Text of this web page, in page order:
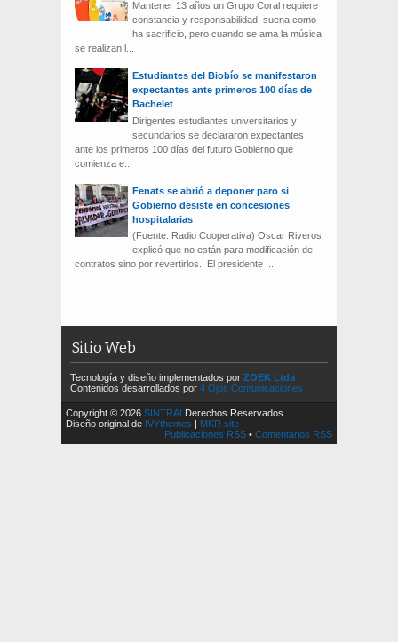
Mantener 13 años un Grupo Coral requiere
constancia y responsabilidad, suena como
ha sacrificio, pero cuando se ama la música
se realizan l...
Estudiantes del Biobío se manifestaron
expectantes ante primeros 100 días de
Bachelet
Dirigentes estudiantes universitarios y
secundarios se declararon expectantes
ante los primeros 100 días del futuro Gobierno que
comienza e...
Fenats se abrió a deponer paro si
Gobierno desiste en concesiones
hospitalarias
(Fuente: Radio Cooperativa) Oscar Riveros
explicó que no están para modificación de
contratos sino por revertirlos. El presidente ...
Sitio Web
Tecnología y diseño implementados por ZOEK Ltda
Contenidos desarrollados por 4 Ojos Comunicaciones
Copyright © 2026 SINTRAI Derechos Reservados .
Diseño original de IVYthemes | MKR site
Publicaciones RSS • Comentarios RSS